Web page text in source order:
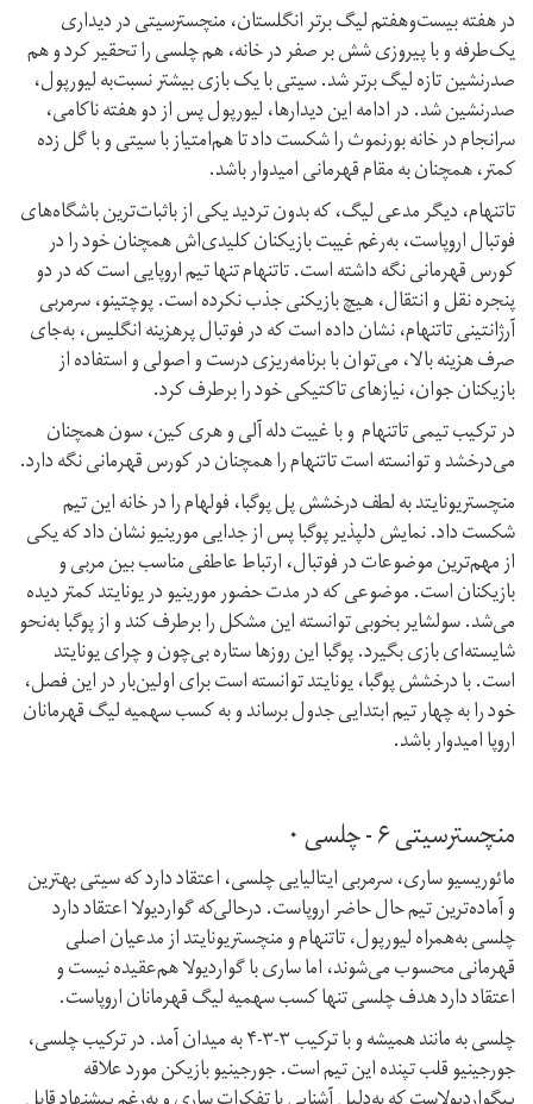
در هفته بیست‌وهفتم لیگ برتر انگلستان، منچسترسیتی در دیداری
یک‌طرفه و با پیروزی شش بر صفر در خانه، هم چلسی را تحقیر کرد و هم
صدرنشین تازه لیگ برتر شد. سیتی با یک بازی بیشتر نسبت‌به لیورپول،
صدرنشین شد. در ادامه این دیدارها، لیورپول پس از دو هفته ناکامی،
سرانجام در خانه بورنموث را شکست داد تا هم‌امتیاز با سیتی و با گل زده
کمتر، همچنان به مقام قهرمانی امیدوار باشد.
تاتنهام، دیگر مدعی لیگ، که بدون تردید یکی از با‌ثبات‌ترین باشگاه‌های
فوتبال اروپاست، به‌رغم غیبت بازیکنان کلیدی‌اش همچنان خود را در
کورس قهرمانی نگه داشته است. تاتنهام تنها تیم اروپایی است که در دو
پنجره نقل و انتقال، هیچ بازیکنی جذب نکرده است. پوچتینو، سرمربی
آرژانتینی تاتنهام، نشان داده است که در فوتبال پرهزینه انگلیس، به‌جای
صرف هزینه بالا، می‌توان با برنامه‌ریزی درست و اصولی و استفاده از
بازیکنان جوان، نیازهای تاکتیکی خود را برطرف کرد.
در ترکیب تیمی تاتنهام و با غیبت دله آلی و هری کین، سون همچنان
می‌درخشد و توانسته است تاتنهام را همچنان در کورس قهرمانی نگه دارد.
منچستریونایتد به لطف درخشش پل پوگبا، فولهام را در خانه این تیم
شکست داد. نمایش دلپذیر پوگبا پس از جدایی مورینیو نشان داد که یکی
از مهم‌ترین موضوعات در فوتبال، ارتباط عاطفی مناسب بین مربی و
بازیکنان است. موضوعی که در مدت حضور مورینیو در یونایتد کمتر دیده
می‌شد. سولشایر بخوبی توانسته این مشکل را برطرف کند و از پوگبا به‌نحو
شایسته‌ای بازی بگیرد. پوگبا این روزها ستاره بی‌چون و چرای یونایتد
است. با درخشش پوگبا، یونایتد توانسته است برای اولین‌بار در این فصل،
خود را به چهار تیم ابتدایی جدول برساند و به کسب سهمیه لیگ قهرمانان
اروپا امیدوار باشد.
منچسترسیتی ۶ - چلسی ۰
مائوریسیو ساری، سرمربی ایتالیایی چلسی، اعتقاد دارد که سیتی بهترین
و آماده‌ترین تیم حال حاضر اروپاست. درحالی‌که گواردیولا اعتقاد دارد
چلسی به‌همراه لیورپول، تاتنهام و منچستریونایتد از مدعیان اصلی
قهرمانی محسوب می‌شوند، اما ساری با گواردیولا هم‌‌عقیده نیست و
اعتقاد دارد هدف چلسی تنها کسب سهمیه لیگ قهرمانان اروپاست.
چلسی به مانند همیشه و با ترکیب ۳-۳-۴ به میدان آمد. در ترکیب چلسی،
جورجینیو قلب تپنده این تیم است. جورجینیو بازیکن مورد علاقه